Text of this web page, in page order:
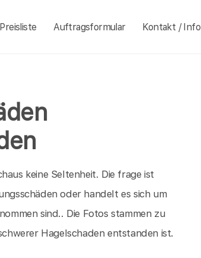
Auftragsformular Kontakt / Info
keine Seltenheit. Die frage ist
oder handelt es sich um
sind.. Die Fotos stammen zu
Hagelschaden entstanden ist.